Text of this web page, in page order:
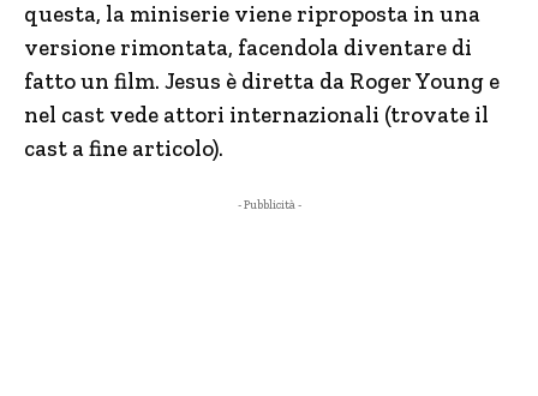
questa, la miniserie viene riproposta in una
versione rimontata, facendola diventare di
fatto un film. Jesus è diretta da Roger Young e
nel cast vede attori internazionali (trovate il
cast a fine articolo).
- Pubblicità -